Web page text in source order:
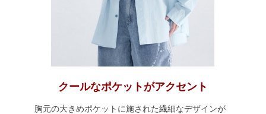
クールなポケットがアクセント
胸元の大きめポケットに施された繊細なデザインが